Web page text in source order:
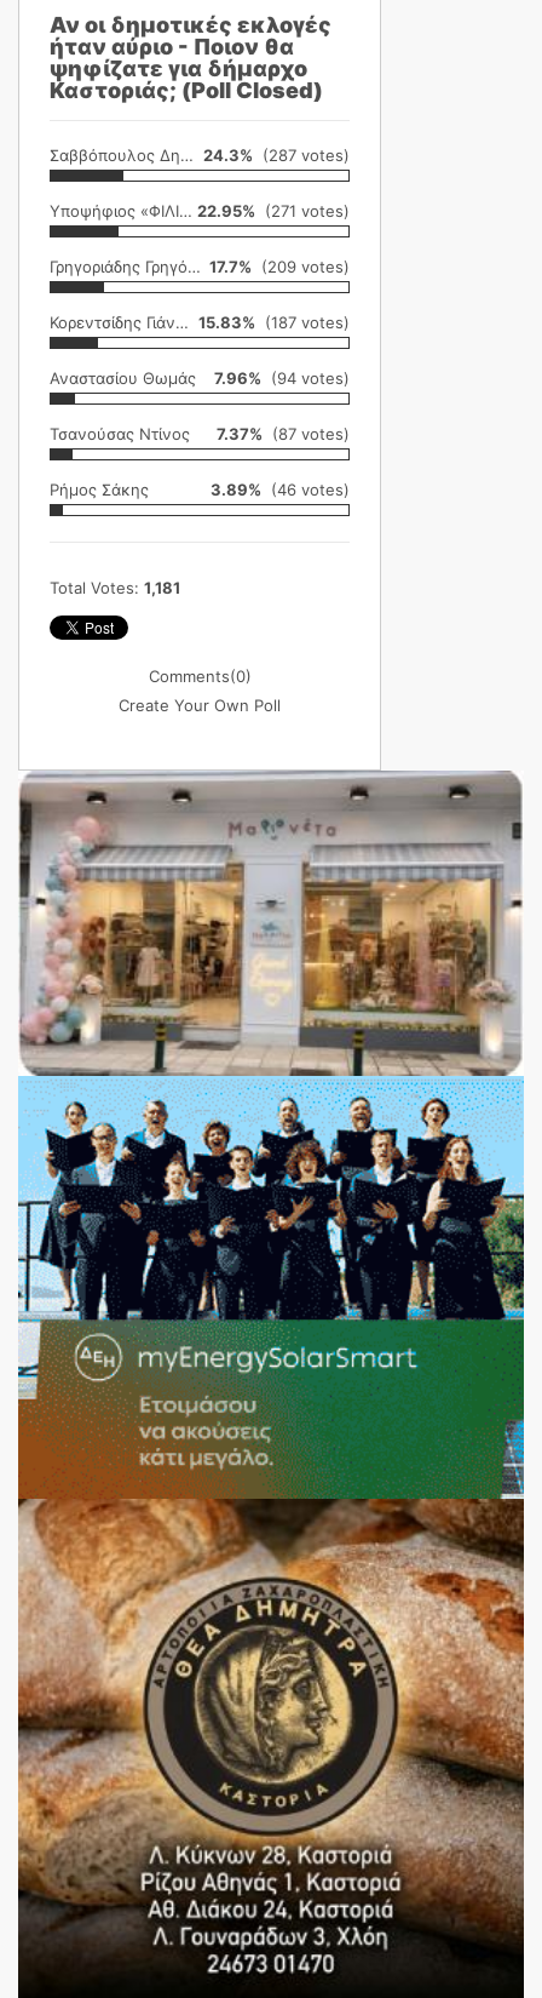
Αν οι δημοτικές εκλογές
ήταν αύριο - Ποιον θα
ψηφίζατε για δήμαρχο
Καστοριάς; (Poll Closed)
Σαββόπουλος Δημήτρης 24.3% (287 votes)
Υποψήφιος «ΦΙΛΙΚΗ ΕΤΑΙΡΕΙΑ» 22.95% (271 votes)
Γρηγοριάδης Γρηγόρης 17.7% (209 votes)
Κορεντσίδης Γιάννης 15.83% (187 votes)
Αναστασίου Θωμάς 7.96% (94 votes)
Τσανούσας Ντίνος 7.37% (87 votes)
Ρήμος Σάκης 3.89% (46 votes)
Total Votes: 1,181
Comments(0)
Create Your Own Poll